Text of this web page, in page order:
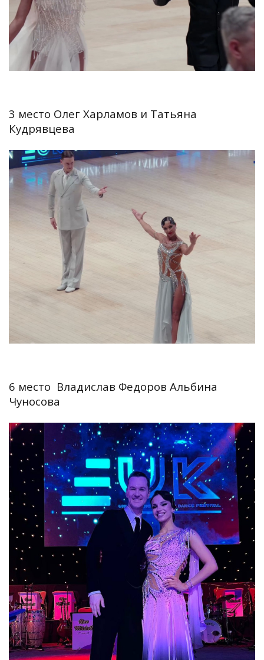
3 место Олег Харламов и Татьяна
Кудрявцева
6 место Владислав Федоров Альбина
Чуносова